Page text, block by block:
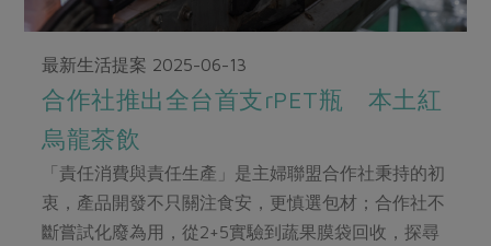
水畜加工品
調理食材・點心
調味醬料/南北貨 烘焙
休閒零嘴
保健食品
料理方式
醬料
湯品．鍋物
漬物
涼拌沙拉
合作25-精選產品第四彈
合作25-精選產品第三彈
更多當季產品
議題活動
主婦聯盟X樂齡網特約優惠案
關注議題
減硝酸鹽
非基改運動 支持本土農糧
廢核運動
減添加物 減塑減廢
公益金 食農教育
產品檢驗
自主把關
檢驗報告
硝酸鹽檢驗
社員權益
最新生活提案 2025-06-13
合作社推出全台首支rPET瓶 本土紅
烏龍茶飲
「責任消費與責任生產」是主婦聯盟合作社秉持的初
衷，產品開發不只關注食安，更慎選包材；合作社不
斷嘗試化廢為用，從2+5實驗到蔬果膜袋回收，探尋